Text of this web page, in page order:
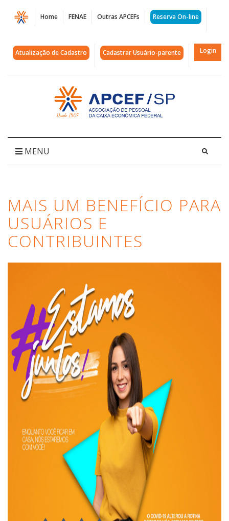
Página
Mais
um
usuários
contribuintes
Home FENAE Outras APCEFs Reserva On-line
Atualização de Cadastro Cadastrar Usuário-parente Login
Acessar
página
inicial
MENU
MAIS UM BENEFÍCIO PARA
USUÁRIOS E
CONTRIBUINTES